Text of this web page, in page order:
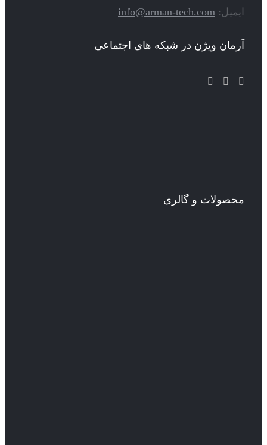
ایمیل: info@arman-tech.com
آرمان ویژن در شبکه های اجتماعی
محصولات و گالری